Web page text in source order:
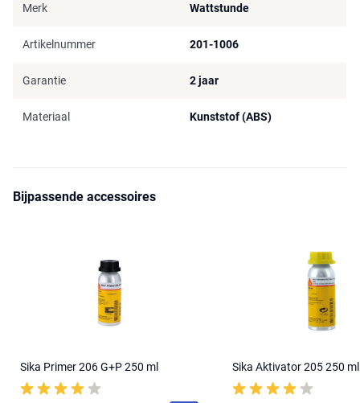
Merk Wattstunde
Artikelnummer 201-1006
Garantie 2 jaar
Materiaal Kunststof (ABS)
Bijpassende accessoires
Sika Primer 206 G+P 250 ml Sika Aktivator 205 250 ml